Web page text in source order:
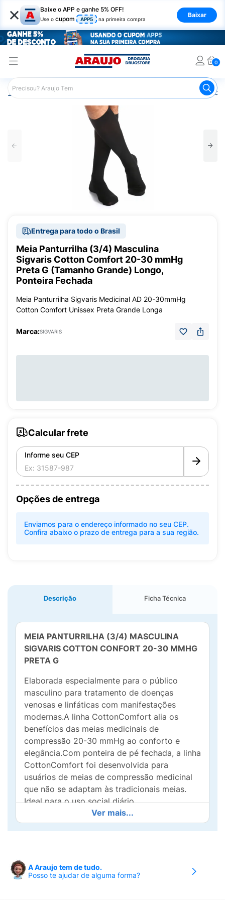
× Baixe o APP e ganhe 5% OFF!
Use o cupom APP5 na primeira compra
Baixar
0
Araujo Saúde e Bem Estar Meia de
Entrega para todo o Brasil
Meia Panturrilha (3/4) Masculina
Sigvaris Cotton Comfort 20-30 mmHg
Preta G (Tamanho Grande) Longo,
Ponteira Fechada
Meia Panturrilha Sigvaris Medicinal AD 20-30mmHg
Cotton Comfort Unissex Preta Grande Longa
Marca:SIGVARIS
Calcular frete
Informe seu CEP
Opções de entrega
Enviamos para o endereço informado no seu CEP.
Confira abaixo o prazo de entrega para a sua região.
Descrição Ficha Técnica
MEIA PANTURRILHA (3/4) MASCULINA
SIGVARIS COTTON CONFORT 20-30 MMHG
PRETA G
Elaborada especialmente para o público
masculino para tratamento de doenças
venosas e linfáticas com manifestações
modernas.A linha CottonComfort alia os
benefícios das meias medicinais de
compressão 20-30 mmHg ao conforto e
elegância.Com ponteira de pé fechada, a linha
CottonComfort foi desenvolvida para
usuários de meias de compressão medicinal
que não se adaptam às tradicionais meias.
Ideal para o uso social diário.
Características:- Facilidade ao calçar;-
Sensação de frescor;- Mais conforto e
Compressão:20-30 mmHg;
Algodão, poliamida e elastano;
Ver mais...
A Araujo tem de tudo.
Posso te ajudar de alguma forma?